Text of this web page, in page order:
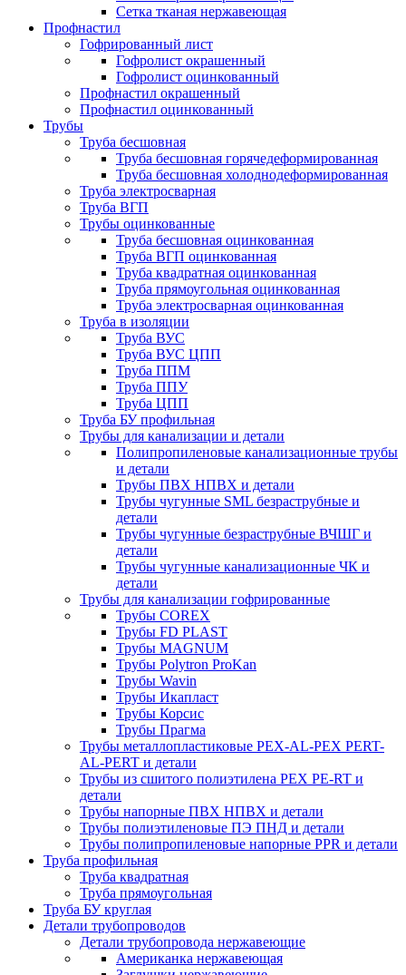
Сетка тканая нержавеющая
Профнастил
Гофрированный лист
Гофролист окрашенный
Гофролист оцинкованный
Профнастил окрашенный
Профнастил оцинкованный
Трубы
Труба бесшовная
Труба бесшовная горячедеформированная
Труба бесшовная холоднодеформированная
Труба электросварная
Труба ВГП
Трубы оцинкованные
Труба бесшовная оцинкованная
Труба ВГП оцинкованная
Труба квадратная оцинкованная
Труба прямоугольная оцинкованная
Труба электросварная оцинкованная
Труба в изоляции
Труба ВУС
Труба ВУС ЦПП
Труба ППМ
Труба ППУ
Труба ЦПП
Труба БУ профильная
Трубы для канализации и детали
Полипропиленовые канализационные трубы
и детали
Трубы ПВХ НПВХ и детали
Трубы чугунные SML безраструбные и
детали
Трубы чугунные безраструбные ВЧШГ и
детали
Трубы чугунные канализационные ЧК и
детали
Трубы для канализации гофрированные
Трубы COREX
Трубы FD PLAST
Трубы MAGNUM
Трубы Polytron ProKan
Трубы Wavin
Трубы Икапласт
Трубы Корсис
Трубы Прагма
Трубы металлопластиковые PEX-AL-PEX PERT-
AL-PERT и детали
Трубы из сшитого полиэтилена PEX PE-RT и
детали
Трубы напорные ПВХ НПВХ и детали
Трубы полиэтиленовые ПЭ ПНД и детали
Трубы полипропиленовые напорные PPR и детали
Труба профильная
Труба квадратная
Труба прямоугольная
Труба БУ круглая
Детали трубопроводов
Детали трубопровода нержавеющие
Американка нержавеющая